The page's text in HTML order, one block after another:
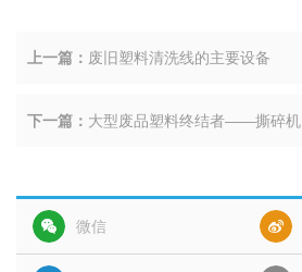
上一篇： 废旧塑料清洗线的主要设备
下一篇： 大型废品塑料终结者——撕碎机
微信